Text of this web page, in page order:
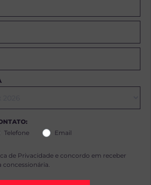
Telefone Email
de Privacidade e concordo em receber
concessionária.